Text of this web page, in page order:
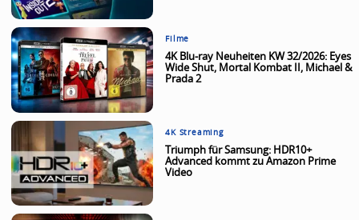
Filme
4K Blu-ray Neuheiten KW 32/2026: Eyes
Wide Shut, Mortal Kombat II, Michael &
Prada 2
4K Streaming
Triumph für Samsung: HDR10+
Advanced kommt zu Amazon Prime
Video